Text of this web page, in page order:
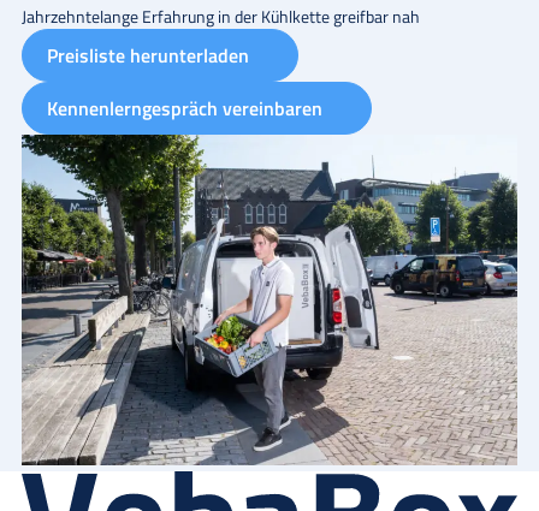
Jahrzehntelange Erfahrung in der Kühlkette greifbar nah
Preisliste herunterladen
Kennenlerngespräch vereinbaren